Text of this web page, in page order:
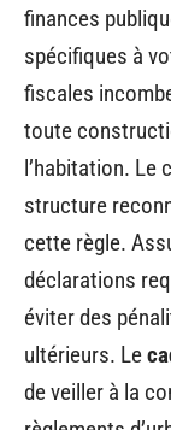
finances
spécifiques à
fiscales
toute
l’habitation. Le
structure
cette règle.
déclarations
éviter des
ultérieurs. Le
de veiller à la